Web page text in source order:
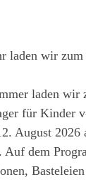
laden wir
laden wir
für Kinder
August 2026
Auf dem